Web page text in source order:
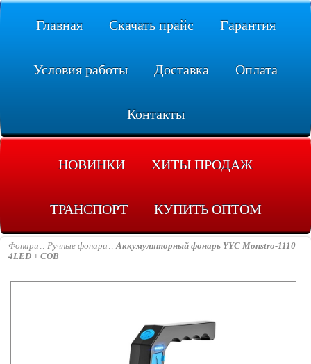
Главная Скачать прайс Гарантия
Условия работы Доставка Оплата
Контакты
НОВИНКИ ХИТЫ ПРОДАЖ
ТРАНСПОРТ КУПИТЬ ОПТОМ
Фонари Ручные фонари
Аккумуляторный фонарь YYC Monstro-1110
4LED + COB